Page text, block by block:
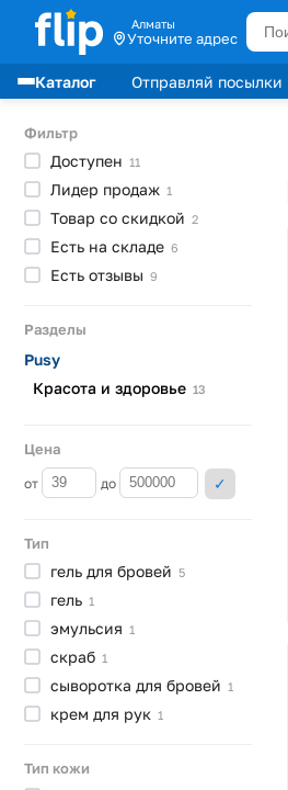
Алматы
Уточните адрес
Каталог Отправляй посылки
Фильтр
Доступен 11
Лидер продаж 1
Товар со скидкой 2
Есть на складе 6
Есть отзывы 9
Разделы
Pusy
Красота и здоровье 13
Цена
от до
Тип
гель для бровей 5
гель 1
эмульсия 1
скраб 1
сыворотка для бровей 1
крем для рук 1
Тип кожи